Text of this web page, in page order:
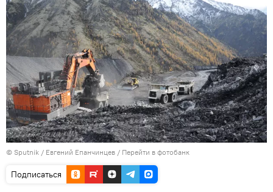
© Sputnik / Евгений Епанчинцев / Перейти в фотобанк
Подписаться